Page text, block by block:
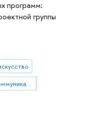
программ:
группы
невербальная коммуникация